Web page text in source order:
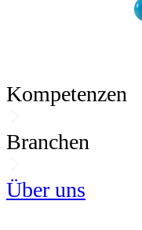
Kompetenzen
Branchen
Über uns